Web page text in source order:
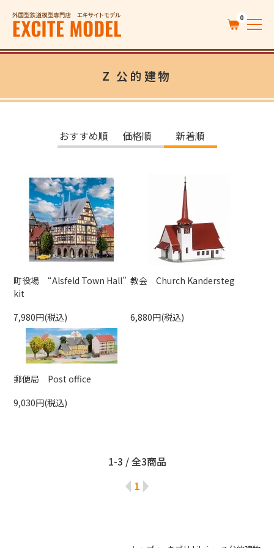
0
Z 公的建物
おすすめ順 価格順 新着順
町役場 “Alsfeld Town Hall”
kit
7,980円(税込)
教会 Church Kandersteg
6,880円(税込)
郵便局 Post office
9,030円(税込)
1-3 / 全3商品
1